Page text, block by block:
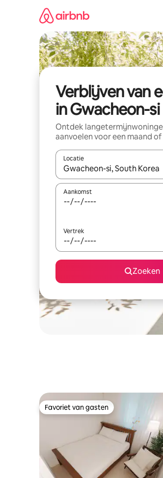
Verblijven van
in Gwacheon-si
Ontdek
aanvoelen voor een maand of
Locatie
Wanneer er resultaten
Aankomst
Vertrek
Zoeken
Favoriet van gasten
Favoriet van gasten